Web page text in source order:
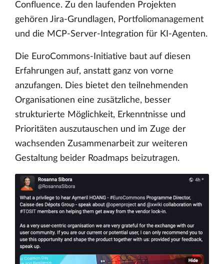
Confluence. Zu den laufenden Projekten
gehören Jira-Grundlagen, Portfoliomanagement
und die MCP-Server-Integration für KI-Agenten.
Die EuroCommons-Initiative baut auf diesen
Erfahrungen auf, anstatt ganz von vorne
anzufangen. Dies bietet den teilnehmenden
Organisationen eine zusätzliche, besser
strukturierte Möglichkeit, Erkenntnisse und
Prioritäten auszutauschen und im Zuge der
wachsenden Zusammenarbeit zur weiteren
Gestaltung beider Roadmaps beizutragen.